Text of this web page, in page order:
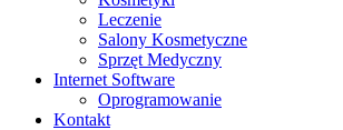
Leczenie
Salony Kosmetyczne
Sprzęt Medyczny
Internet Software
Oprogramowanie
Kontakt